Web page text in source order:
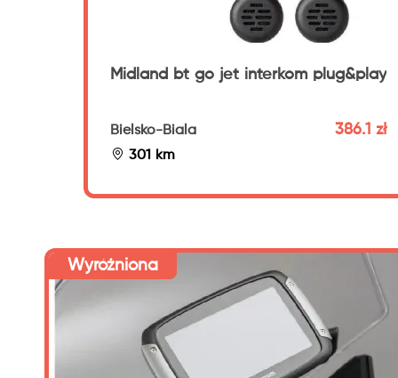
Midland bt go jet interkom plug&play
Bielsko-Biala
301 km
386.1 zł
Wyróżniona